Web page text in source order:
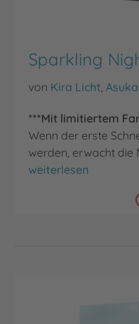
Sparkling
von Kira Licht
***Mit limitiertem
Wenn der erste
werden, erwacht die
Sparkling Nights
weiterlesen